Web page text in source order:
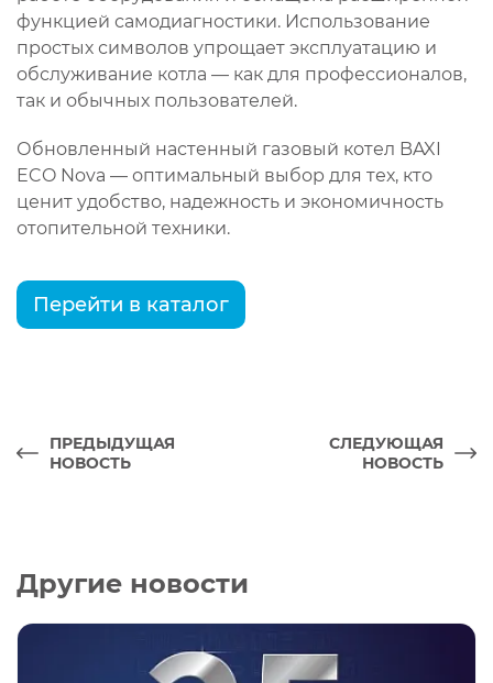
функцией самодиагностики. Использование
простых символов упрощает эксплуатацию и
обслуживание котла — как для профессионалов,
так и обычных пользователей.
Обновленный настенный газовый котел BAXI
ECO Nova — оптимальный выбор для тех, кто
ценит удобство, надежность и экономичность
отопительной техники.
Перейти в каталог
ПРЕДЫДУЩАЯ
НОВОСТЬ
СЛЕДУЮЩАЯ
НОВОСТЬ
Другие новости